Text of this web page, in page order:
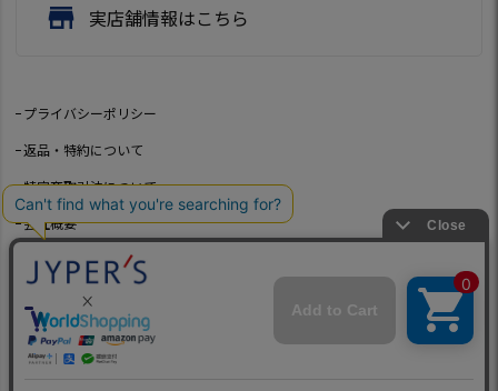
store 実店舗情報はこちら
プライバシーポリシー
返品・特約について
特定商取引法について
会社概要
よくあるご質問
お問い合わせ
©2021 Jeep